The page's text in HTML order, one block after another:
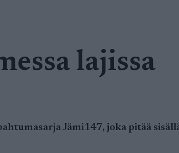
lajissa
Jämi147, joka pitää